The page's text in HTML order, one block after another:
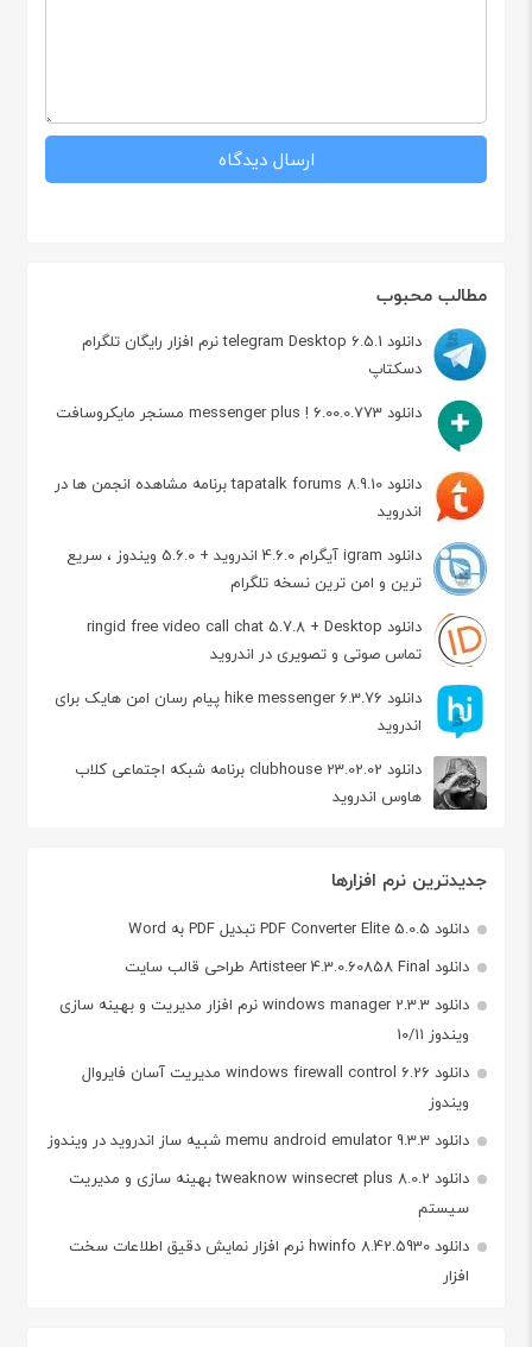
مطالب محبوب
دانلود telegram Desktop 6.5.1 نرم افزار رایگان تلگرام
دسکتاپ
دانلود messenger plus ! 6.00.0.773 مسنجر مایکروسافت
دانلود tapatalk forums 8.9.10 برنامه مشاهده انجمن ها در
اندروید
دانلود igram آیگرام 4.6.0 اندروید + 5.6.0 ویندوز ، سریع
ترین و امن ترین نسخه تلگرام
دانلود ringid free video call chat 5.7.8 + Desktop
تماس صوتی و تصویری در اندروید
دانلود hike messenger 6.3.76 پیام‌ رسان‌ امن هایک برای
اندروید
دانلود clubhouse 23.02.02 برنامه شبکه اجتماعی کلاب
هاوس اندروید
جدیدترین نرم افزارها
دانلود PDF Converter Elite 5.0.5 تبدیل PDF به Word
دانلود Artisteer 4.3.0.60858 Final طراحی قالب سایت
دانلود windows manager 2.3.3 نرم افزار مدیریت و بهینه سازی
ویندوز 10/11
دانلود windows firewall control 6.26 مدیریت آسان فایروال
ویندوز
دانلود memu android emulator 9.3.3 شبیه ساز اندروید در ویندوز
دانلود tweaknow winsecret plus 8.0.2 بهینه سازی و مدیریت
سیستم
دانلود hwinfo 8.42.5930 نرم افزار نمایش دقیق اطلاعات سخت
افزار